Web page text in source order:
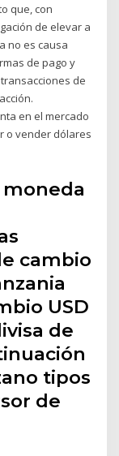
que, con
de elevar a
no es causa
de pago y
de
en el mercado
o vender dólares
moneda
cambio
USD
de
tipos
de